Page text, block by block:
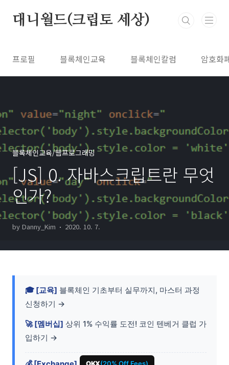
대니월드(크립토 세상)
프로필 블록체인교육 블록체인칼럼 암호화
블록체인교육/웹프로그래밍
[JS] 0. 자바스크립트란 무엇
인가?
by Danny_Kim 2020. 10. 7.
🎓 [교육] 블록체인 기초부터 실무까지, 마스터 과정
신청하기 →
🚀 [멤버십] 상위 1% 수익률 도전! 코인 텐베거 클럽 가
입하기 →